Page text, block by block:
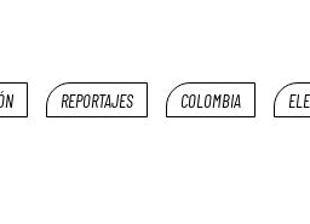
REPORTAJES COLOMBIA